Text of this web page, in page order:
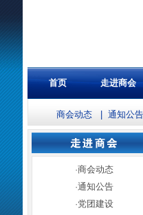
首页 走进商会
商会动态 通知公告
·商会动态
·通知公告
·党团建设